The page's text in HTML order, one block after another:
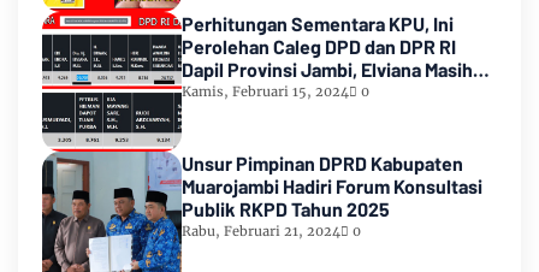
Perhitungan Sementara KPU, Ini
Perolehan Caleg DPD dan DPR RI
Dapil Provinsi Jambi, Elviana Masih
Urutan Kedua Teratas
Kamis, Februari 15, 2024 0
Unsur Pimpinan DPRD Kabupaten
Muarojambi Hadiri Forum Konsultasi
Publik RKPD Tahun 2025
Rabu, Februari 21, 2024 0